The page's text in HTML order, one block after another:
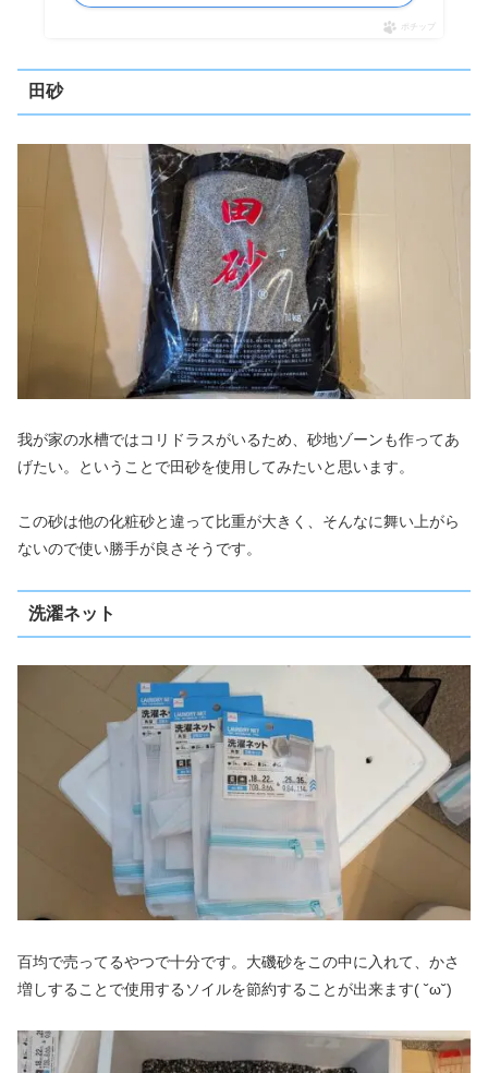
ポチップ
田砂
我が家の水槽ではコリドラスがいるため、砂地ゾーンも作ってあ
げたい。ということで田砂を使用してみたいと思います。
この砂は他の化粧砂と違って比重が大きく、そんなに舞い上がら
ないので使い勝手が良さそうです。
洗濯ネット
百均で売ってるやつで十分です。大磯砂をこの中に入れて、かさ
増しすることで使用するソイルを節約することが出来ます( ˘ω˘)